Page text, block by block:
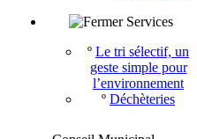
Services
º Le tri sélectif, un
geste simple pour
l’environnement
º Déchèteries